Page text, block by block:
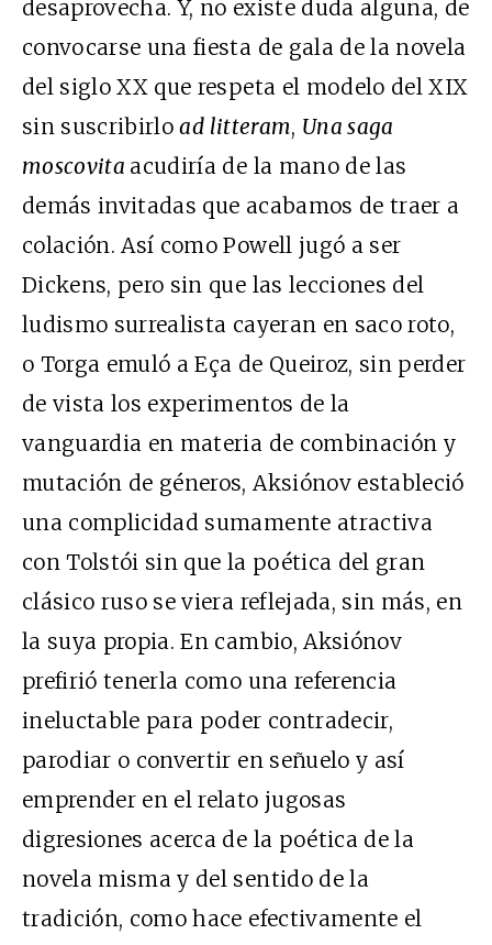
desaprovecha. Y, no existe duda alguna, de
convocarse una fiesta de gala de la novela
del siglo XX que respeta el modelo del XIX
sin suscribirload litteram, Una saga
moscovita acudiría de la mano de las
demás invitadas que acabamos de traer a
colación. Así como Powell jugó a ser
Dickens, pero sin que las lecciones del
ludismo surrealista cayeran en saco roto,
o Torga emuló a Eça de Queiroz, sin perder
de vista los experimentos de la
vanguardia en materia de combinación y
mutación de géneros, Aksiónov estableció
una complicidad sumamente atractiva
con Tolstói sin que la poética del gran
clásico ruso se viera reflejada, sin más, en
la suya propia. En cambio, Aksiónov
prefirió tenerla como una referencia
ineluctable para poder contradecir,
parodiar o convertir en señuelo y así
emprender en el relato jugosas
digresiones acerca de la poética de la
novela misma y del sentido de la
tradición, como hace efectivamente el